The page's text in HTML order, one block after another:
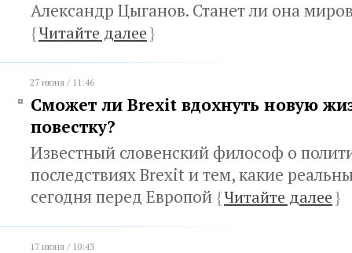
Александр Цыганов. Станет ли она
{Читайте далее}
27 июня / 11:46
Сможет ли Brexit вдохнуть новую
повестку?
Известный словенский философ о
последствиях Brexit и тем, какие
сегодня перед Европой {Читайте далее}
17 июня / 10:43